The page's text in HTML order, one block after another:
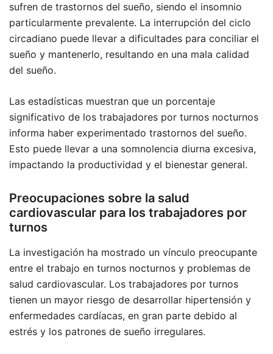
sufren de trastornos del sueño, siendo el insomnio
particularmente prevalente. La interrupción del ciclo
circadiano puede llevar a dificultades para conciliar el
sueño y mantenerlo, resultando en una mala calidad
del sueño.
Las estadísticas muestran que un porcentaje
significativo de los trabajadores por turnos nocturnos
informa haber experimentado trastornos del sueño.
Esto puede llevar a una somnolencia diurna excesiva,
impactando la productividad y el bienestar general.
Preocupaciones sobre la salud
cardiovascular para los trabajadores por
turnos
La investigación ha mostrado un vínculo preocupante
entre el trabajo en turnos nocturnos y problemas de
salud cardiovascular. Los trabajadores por turnos
tienen un mayor riesgo de desarrollar hipertensión y
enfermedades cardíacas, en gran parte debido al
estrés y los patrones de sueño irregulares.